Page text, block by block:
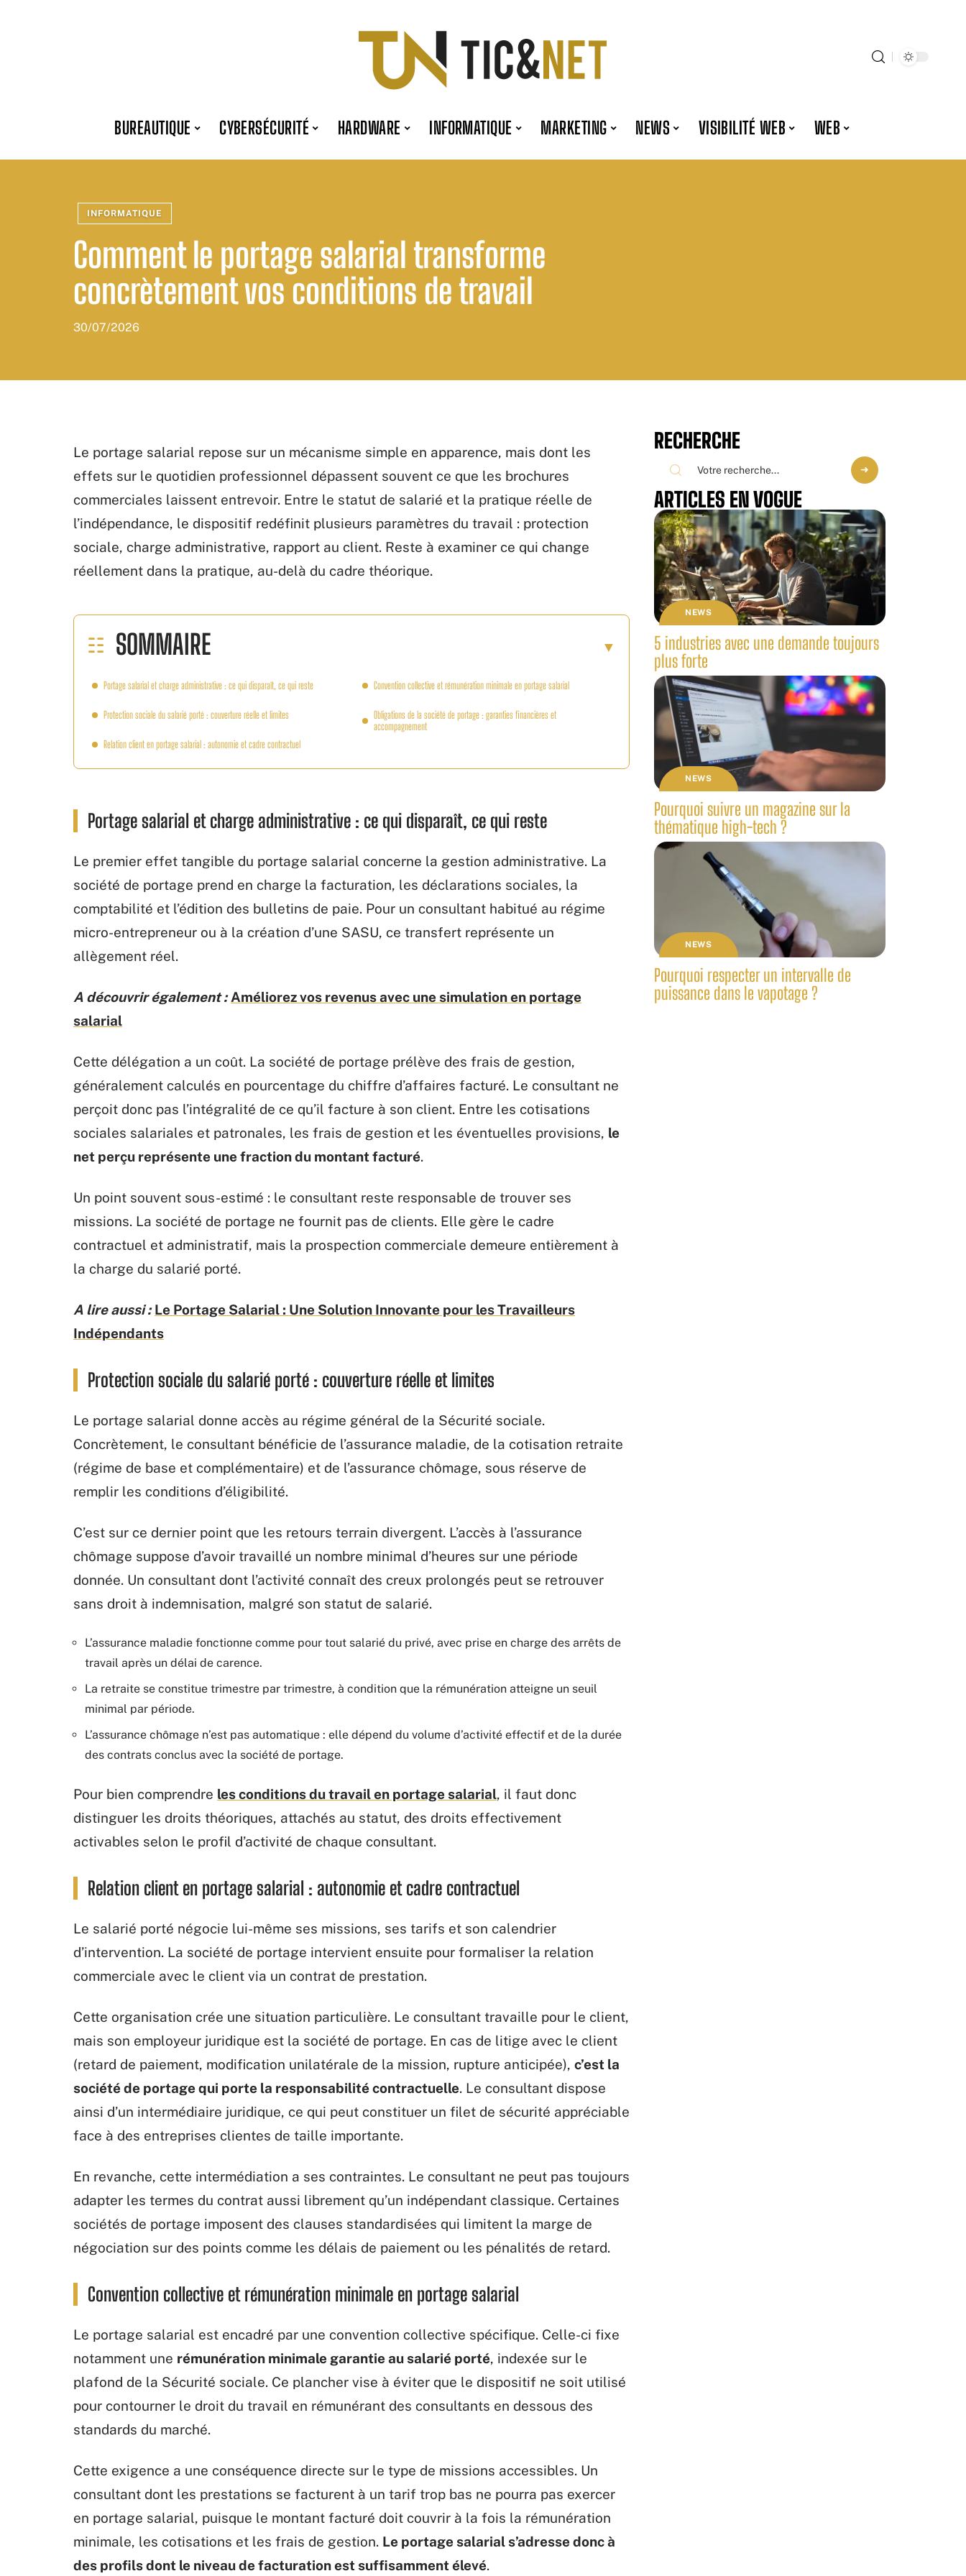
BUREAUTIQUE CYBERSÉCURITÉ HARDWARE INFORMATIQUE MARKETING NEWS VISIBILITÉ WEB WEB
INFORMATIQUE
Comment le portage salarial transforme
concrètement vos conditions de travail
30/07/2026
Le portage salarial repose sur un mécanisme simple en apparence, mais dont les
effets sur le quotidien professionnel dépassent souvent ce que les brochures
commerciales laissent entrevoir. Entre le statut de salarié et la pratique réelle de
l’indépendance, le dispositif redéfinit plusieurs paramètres du travail : protection
sociale, charge administrative, rapport au client. Reste à examiner ce qui change
réellement dans la pratique, au-delà du cadre théorique.
SOMMAIRE
Portage salarial et charge administrative : ce qui disparaît, ce qui reste
Protection sociale du salarié porté : couverture réelle et limites
Relation client en portage salarial : autonomie et cadre contractuel
Convention collective et rémunération minimale en portage salarial
Obligations de la société de portage : garanties financières et
accompagnement
Portage salarial et charge administrative : ce qui disparaît, ce qui reste
Le premier effet tangible du portage salarial concerne la gestion administrative. La
société de portage prend en charge la facturation, les déclarations sociales, la
comptabilité et l’édition des bulletins de paie. Pour un consultant habitué au régime
micro-entrepreneur ou à la création d’une SASU, ce transfert représente un
allègement réel.
A découvrir également : Améliorez vos revenus avec une simulation en portage
salarial
Cette délégation a un coût. La société de portage prélève des frais de gestion,
généralement calculés en pourcentage du chiffre d’affaires facturé. Le consultant ne
perçoit donc pas l’intégralité de ce qu’il facture à son client. Entre les cotisations
sociales salariales et patronales, les frais de gestion et les éventuelles provisions, le
net perçu représente une fraction du montant facturé.
Un point souvent sous-estimé : le consultant reste responsable de trouver ses
missions. La société de portage ne fournit pas de clients. Elle gère le cadre
contractuel et administratif, mais la prospection commerciale demeure entièrement à
la charge du salarié porté.
A lire aussi : Le Portage Salarial : Une Solution Innovante pour les Travailleurs
Indépendants
Protection sociale du salarié porté : couverture réelle et limites
Le portage salarial donne accès au régime général de la Sécurité sociale.
Concrètement, le consultant bénéficie de l’assurance maladie, de la cotisation retraite
(régime de base et complémentaire) et de l’assurance chômage, sous réserve de
remplir les conditions d’éligibilité.
C’est sur ce dernier point que les retours terrain divergent. L’accès à l’assurance
chômage suppose d’avoir travaillé un nombre minimal d’heures sur une période
donnée. Un consultant dont l’activité connaît des creux prolongés peut se retrouver
sans droit à indemnisation, malgré son statut de salarié.
L’assurance maladie fonctionne comme pour tout salarié du privé, avec prise en charge des arrêts de
travail après un délai de carence.
La retraite se constitue trimestre par trimestre, à condition que la rémunération atteigne un seuil
minimal par période.
L’assurance chômage n’est pas automatique : elle dépend du volume d’activité effectif et de la durée
des contrats conclus avec la société de portage.
Pour bien comprendre les conditions du travail en portage salarial, il faut donc
distinguer les droits théoriques, attachés au statut, des droits effectivement
activables selon le profil d’activité de chaque consultant.
Relation client en portage salarial : autonomie et cadre contractuel
Le salarié porté négocie lui-même ses missions, ses tarifs et son calendrier
d’intervention. La société de portage intervient ensuite pour formaliser la relation
commerciale avec le client via un contrat de prestation.
Cette organisation crée une situation particulière. Le consultant travaille pour le client,
mais son employeur juridique est la société de portage. En cas de litige avec le client
(retard de paiement, modification unilatérale de la mission, rupture anticipée), c’est la
société de portage qui porte la responsabilité contractuelle. Le consultant dispose
ainsi d’un intermédiaire juridique, ce qui peut constituer un filet de sécurité appréciable
face à des entreprises clientes de taille importante.
En revanche, cette intermédiation a ses contraintes. Le consultant ne peut pas toujours
adapter les termes du contrat aussi librement qu’un indépendant classique. Certaines
sociétés de portage imposent des clauses standardisées qui limitent la marge de
négociation sur des points comme les délais de paiement ou les pénalités de retard.
Convention collective et rémunération minimale en portage salarial
Le portage salarial est encadré par une convention collective spécifique. Celle-ci fixe
notamment une rémunération minimale garantie au salarié porté, indexée sur le
plafond de la Sécurité sociale. Ce plancher vise à éviter que le dispositif ne soit utilisé
pour contourner le droit du travail en rémunérant des consultants en dessous des
standards du marché.
Cette exigence a une conséquence directe sur le type de missions accessibles. Un
consultant dont les prestations se facturent à un tarif trop bas ne pourra pas exercer
en portage salarial, puisque le montant facturé doit couvrir à la fois la rémunération
minimale, les cotisations et les frais de gestion. Le portage salarial s’adresse donc à
des profils dont le niveau de facturation est suffisamment élevé.
RECHERCHE
ARTICLES EN VOGUE
NEWS
5 industries avec une demande toujours
plus forte
NEWS
Pourquoi suivre un magazine sur la
thématique high-tech ?
NEWS
Pourquoi respecter un intervalle de
puissance dans le vapotage ?